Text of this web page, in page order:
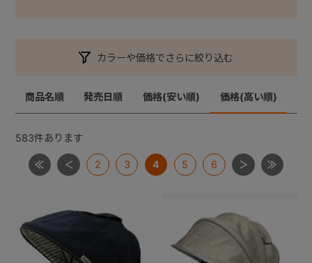
メチャカルハンディ・メチャカルハンディα
メチャカーゴＩＧ メチャライト ラベリタ
ロングフィット４８
【共通部品】差し込みバックル・腰バックル・肩バック
ル
【共通部品】ショルダーストラップ
【共通部品】ダッコシート・エッグショックパッド
カラーや価格でさらに絞り込む
商品名順 発売日順 価格(安い順) 価格(高い順)
583件あります
2 3 4 5 6